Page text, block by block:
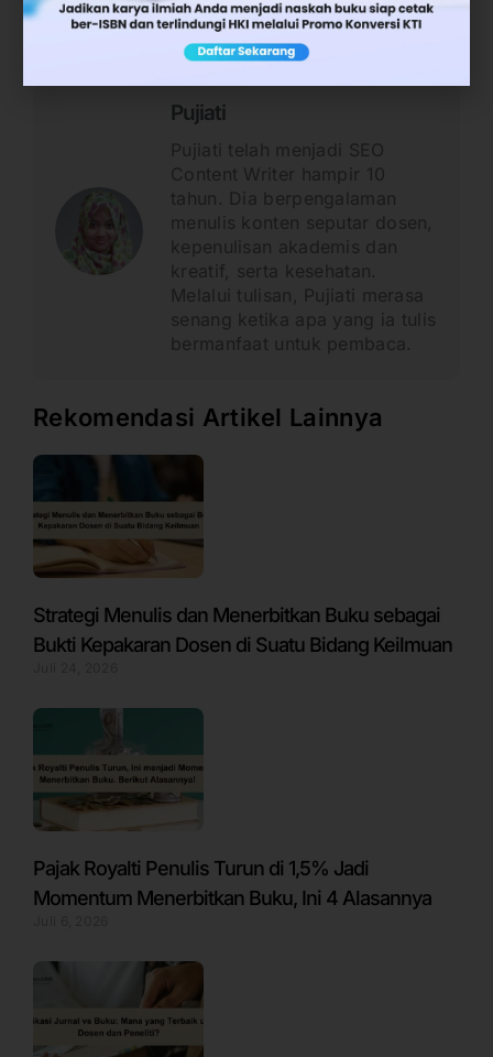
ke WhatsApp Channel Penerbit Deepublish
https://s.id/channeldeepublish
Pujiati
Pujiati telah menjadi SEO
Content Writer hampir 10
tahun. Dia berpengalaman
menulis konten seputar dosen,
kepenulisan akademis dan
kreatif, serta kesehatan.
Melalui tulisan, Pujiati merasa
senang ketika apa yang ia tulis
bermanfaat untuk pembaca.
Rekomendasi Artikel Lainnya
Strategi Menulis dan Menerbitkan Buku sebagai
Bukti Kepakaran Dosen di Suatu Bidang Keilmuan
Pajak Royalti Penulis Turun di 1,5% Jadi
Momentum Menerbitkan Buku, Ini 4 Alasannya